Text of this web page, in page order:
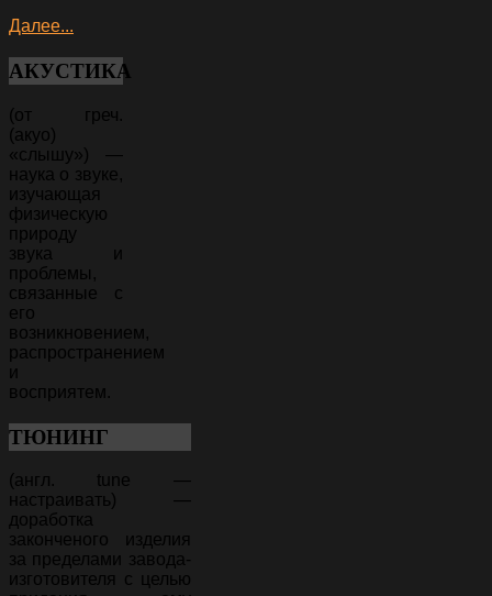
Далее...
АКУСТИКА
(от греч.
(акуо)
«слышу») —
наука о звуке,
изучающая
физическую
природу
звука и
проблемы,
связанные с
его
возникновением,
распространением
и
восприятем.
ТЮНИНГ
(англ. tune —
настраивать) —
доработка
законченого изделия
за пределами завода-
изготовителя с целью